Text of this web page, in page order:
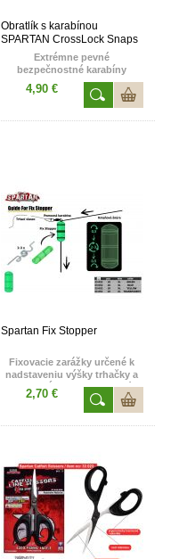
Obratlík s karabínou
SPARTAN CrossLock Snaps
Extrémne pevné
bezpečnostné karabíny
SPARTAN CrossLock Snaps
s obratlíkom Ball Bearing
Swivel. Ideálna voľba pre
spojenie koncovej montáže
ryby pri nedobratých
záberoch. Jednoducho si
lovec pripraví nástrahu
s montážou na brehu a na
vyvezenom prúte iba vymení
montáž bez akéhokoľvek
zdržovania. To si ocení lovec
najmä v silnom prúde.
Karabíny s obratlíkom
Nickel. Nosnosť 130 Kg.
4,90 €
Spartan Fix Stopper
Fixovacie zarážky určené k
nadstaveniu výšky trhačky a
lovnej hĺbky. Jednoduché
osadenie na kmeňovú šnúru,
ľahká zmena hĺbky a pevné
fixovanie , ktoré umožňuje
balení 10 ks
2,70 €